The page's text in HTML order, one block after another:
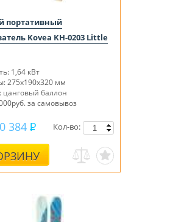
портативный
Kovea KH-0203 Little
1,64 кВт
275х190х320 мм
цанговый баллон
за самовывоз
384
Кол-во: